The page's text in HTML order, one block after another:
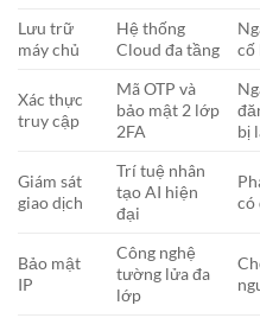
Lưu trữ
máy chủ
Hệ thống
Cloud đa tầng
cố
Xác thực
truy cập
Mã OTP và
bảo mật 2 lớp
2FA
bị
Giám sát
giao dịch
Trí tuệ nhân
tạo AI hiện
đại
có
Bảo mật
IP
Công nghệ
tường lửa đa
lớp